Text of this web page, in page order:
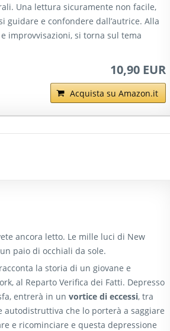
Una lettura sicuramente non facile,
guidare e confondere dall’autrice. Alla
improvvisazioni, si torna sul tema
10,90 EUR
Acquista su Amazon.it
ancora letto. Le mille luci di New
paio di occhiali da sole.
la storia di un giovane e
al Reparto Verifica dei Fatti. Depresso
entrerà in un vortice di eccessi, tra
autodistruttiva che lo porterà a saggiare
e ricominciare e questa depressione